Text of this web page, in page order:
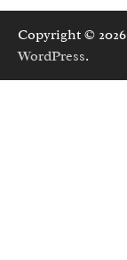
Copyright © 2026
WordPress.